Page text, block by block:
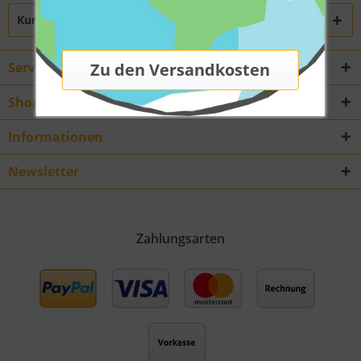
Kunden haben sich ebenfalls angesehen
Service Hotline
Shop Service
Informationen
Newsletter
Zahlungsarten